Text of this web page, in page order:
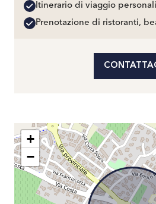
Itinerario di viaggio
Prenotazione di ristoranti,
+
−